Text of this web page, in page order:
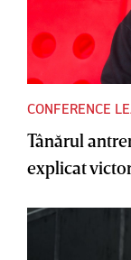
CONFERENCE
Tânărul
explicat